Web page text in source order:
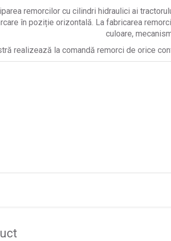
remorcilor cu cilindri hidraulici ai
în poziție orizontală. La fabricarea
culoare,
realizează la comandă remorci de orice